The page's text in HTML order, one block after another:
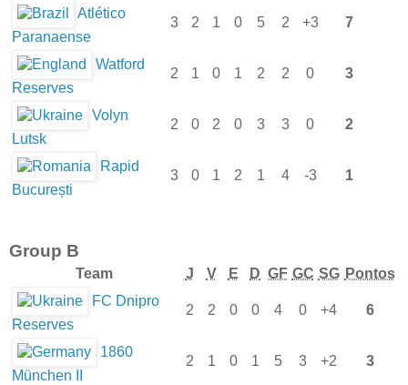
Atlético
Paranaense
3 2 1 0 5 2 +3 7
Watford
Reserves
2 1 0 1 2 2 0 3
Volyn
Lutsk
2 0 2 0 3 3 0 2
Rapid
București
3 0 1 2 1 4 -3 1
Group B
Team J V E D GF GC SG Pontos
FC Dnipro
Reserves
2 2 0 0 4 0 +4 6
1860
München II
2 1 0 1 5 3 +2 3